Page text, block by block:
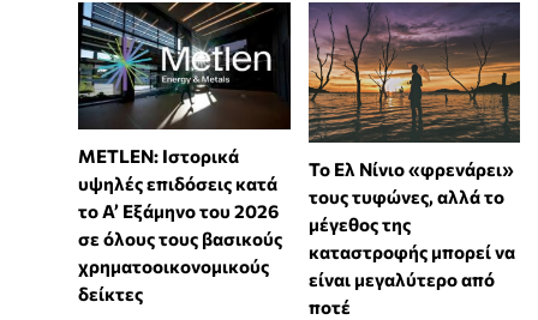
METLEN: Ιστορικά
υψηλές επιδόσεις κατά
το Α’ Εξάμηνο του 2026
σε όλους τους βασικούς
χρηματοοικονομικούς
δείκτες
Το Ελ Νίνιο «φρενάρει»
τους τυφώνες, αλλά το
μέγεθος της
καταστροφής μπορεί να
είναι μεγαλύτερο από
ποτέ